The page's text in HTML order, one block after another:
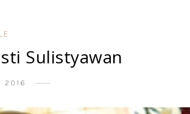
Sulistyawan
2016